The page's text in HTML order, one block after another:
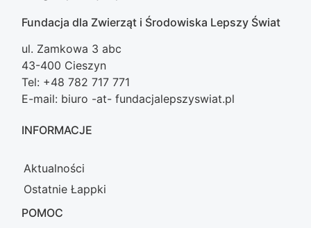
Fundacja dla Zwierząt i Środowiska Lepszy Świat
ul. Zamkowa 3 abc
43-400 Cieszyn
Tel: +48 782 717 771
E-mail: biuro -at- fundacjalepszyswiat.pl
INFORMACJE
Aktualności
Ostatnie Łappki
POMOC